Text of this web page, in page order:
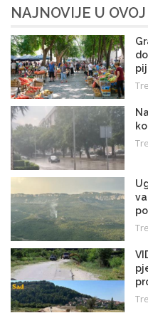
NAJNOVIJE U